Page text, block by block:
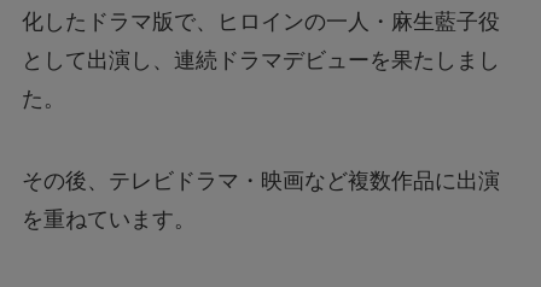
化したドラマ版で、ヒロインの一人・麻生藍子役
として出演し、連続ドラマデビューを果たしまし
た。
その後、テレビドラマ・映画など複数作品に出演
を重ねています。